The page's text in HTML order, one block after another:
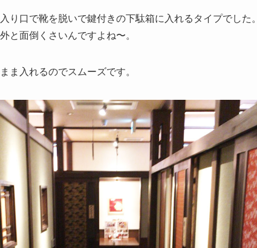
り口で靴を脱いで鍵付きの下駄箱に入れるタイプでした。
と面倒くさいんですよね〜。
ま入れるのでスムーズです。